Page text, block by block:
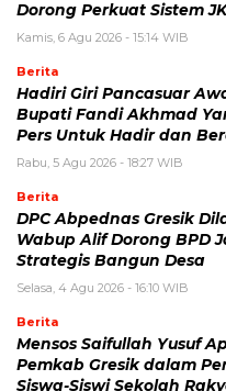
Dorong Perkuat Sistem
Kamis, 6 Agu 2026 - 15:14 WIB
Berita
Hadiri Giri Pancasuar
Bupati Fandi Akhmad
Pers Untuk Hadir dan
Rabu, 5 Agu 2026 - 18:27 WIB
Berita
DPC Abpednas Gresik
Wabup Alif Dorong BPD
Strategis Bangun Desa
Selasa, 4 Agu 2026 - 16:10 WIB
Berita
Mensos Saifullah Yusuf
Pemkab Gresik dalam
Siswa-Siswi Sekolah